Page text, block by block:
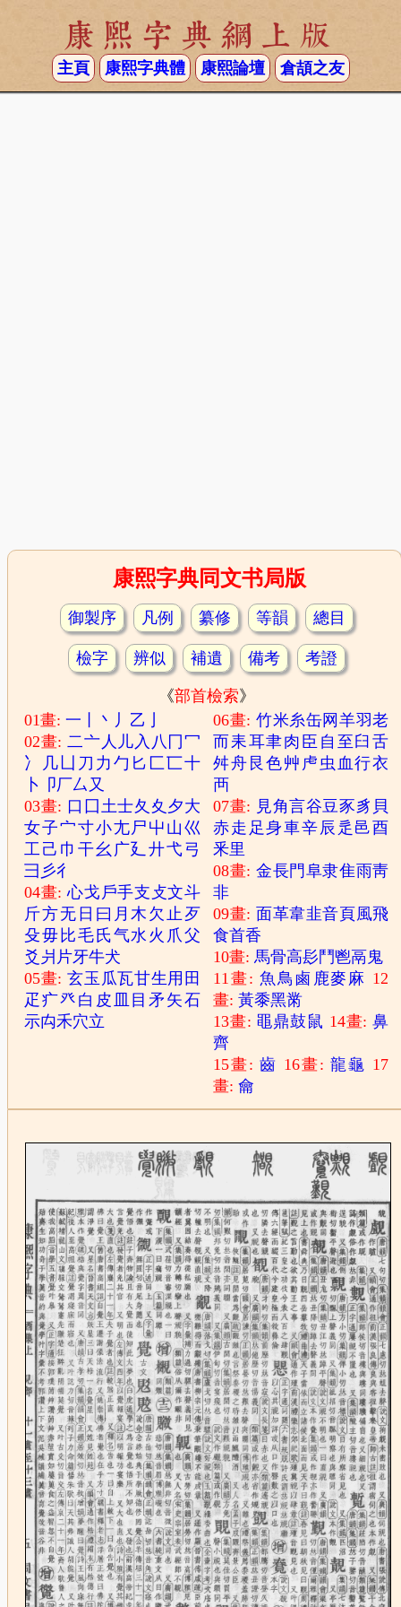
康熙字典網上版
主頁 康熙字典體 康熙論壇 倉頡之友
康熙字典同文书局版
御製序 凡例 纂修 等韻 總目
檢字 辨似 補遺 備考 考證
《部首檢索》
01畫:一 丶 丿 乙
02畫:二亠 人 儿入 八 冂冖
冫
几 凵 刀 力 勹 匕 匚匸十
卜
卩厂厶 又
03畫: 口 囗 土士夂 夊 夕大
女子宀寸小尢尸 屮 山巛
工 己 巾 干幺 广廴廾弋弓
彐 彡彳
04畫:心戈 戶手支 攴文斗
斤方无 日 曰 月木 欠止 歹
殳毋 比毛 氏气水 火 爪父
爻 爿 片牙牛犬
05畫:玄玉 瓜瓦甘生用 田
疋 疒癶 白 皮 目矛 矢石
示禸禾穴立
06畫: 竹米糸缶网 羊羽老
而耒耳聿肉 臣 自 至 臼舌
舛舟 艮色艸 虍 虫 血行衣
襾
07畫: 見角言谷豆豕豸 貝
赤走 足身車辛辰 辵 邑酉
釆里
08畫: 金長門 阜隶隹雨靑
非
09畫: 面革韋韭音頁風飛
食首香
10畫:馬骨高髟 鬥鬯鬲 鬼
11畫: 魚鳥 鹵 鹿麥 麻 12
畫:黃黍黑黹
13畫: 黽鼎鼓鼠 14畫:鼻
齊
15畫:齒 16畫:龍龜 17
畫:龠